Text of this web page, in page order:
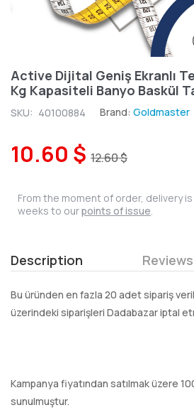
Active Dijital Geniş Ekranlı
Kg Kapasiteli Banyo Baskül
SKU: 40100884 Brand: Goldmaster
10.60 $ 12.60 $
From the moment of order, delivery
weeks to ourpoints of issue.
Description
Bu üründen en fazla 20 adet sipariş
üzerindeki siparişleri Dadabazar iptal
Kampanya fiyatından satılmak üzere
sunulmuştur.